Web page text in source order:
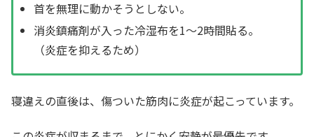
首を無理に動かそうとしない。
消炎鎮痛剤が入った冷湿布を1〜2時間貼る。
（炎症を抑えるため）
寝違えの直後は、傷ついた筋肉に炎症が起こっています。